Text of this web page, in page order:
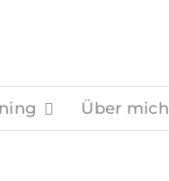
Über mich